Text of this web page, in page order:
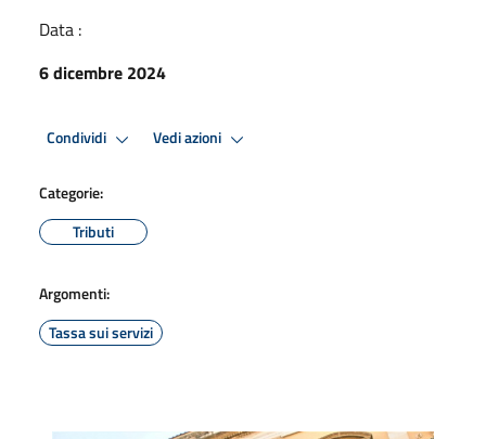
Data :
6 dicembre 2024
Condividi Vedi azioni
Categorie:
Tributi
Argomenti:
Tassa sui servizi